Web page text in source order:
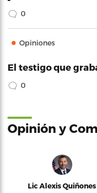
0
Opiniones
El testigo que
0
Opinión y
Lic Alexis Quiñones